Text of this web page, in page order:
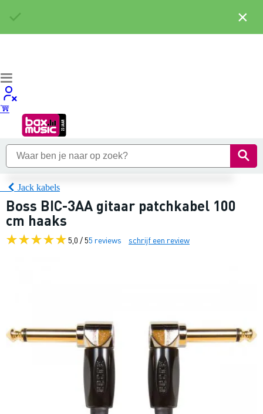
Jack kabels
Boss BIC-3AA gitaar patchkabel 100
cm haaks
5,0 / 55 reviews schrijf een review
×